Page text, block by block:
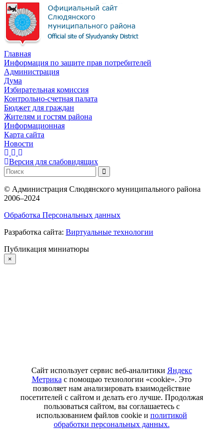
Главная
Информация по защите прав потребителей
Администрация
Дума
Избирательная комиссия
Контрольно-счетная палата
Бюджет для граждан
Жителям и гостям района
Информационная
Карта сайта
Новости
Версия для слабовидящих
© Администрация Слюдянского муниципального района
2006–2024
Обработка Персональных данных
Разработка сайта: Виртуальные технологии
Публикация миниатюры
×
Сайт использует сервис веб-аналитики Яндекс
Метрика с помощью технологии «cookie». Это
позволяет нам анализировать взаимодействие
посетителей с сайтом и делать его лучше. Продолжая
пользоваться сайтом, вы соглашаетесь с
использованием файлов cookie и политикой
обработки персональных данных.